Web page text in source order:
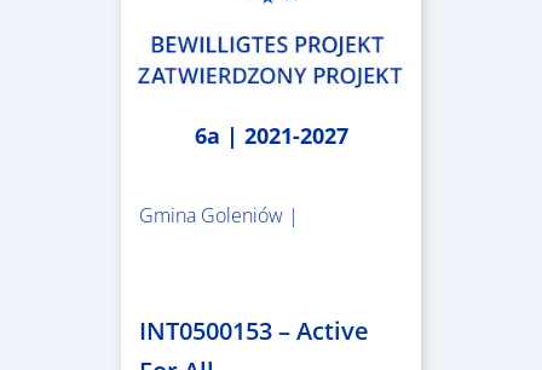
6a | 2021-2027
Gmina Goleniów |
INT0500153 – Active